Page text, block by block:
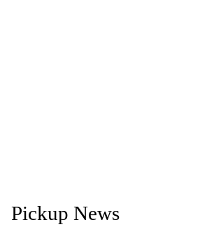
Pickup News